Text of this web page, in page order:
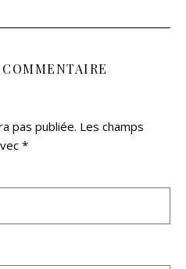
pas publiée. Les champs
*